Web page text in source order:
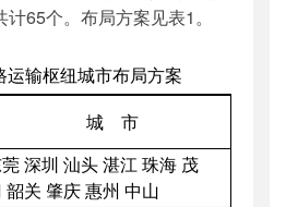
65个。布局方案见表1。
运输枢纽城市布局方案
城
市
深圳 汕头湛江珠海 茂
韶关 肇庆惠州 中山